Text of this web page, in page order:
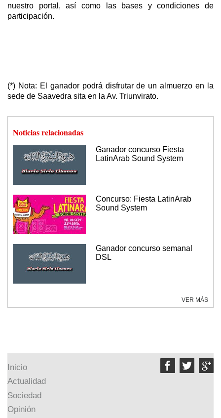
nuestro portal, así como las bases y condiciones de
participación.
(*) Nota: El ganador podrá disfrutar de un almuerzo en la
sede de Saavedra sita en la Av. Triunvirato.
Noticias relacionadas
Ganador concurso Fiesta
LatinArab Sound System
Concurso: Fiesta LatinArab
Sound System
Ganador concurso semanal
DSL
VER MÁS
  
Inicio
Actualidad
Sociedad
Opinión